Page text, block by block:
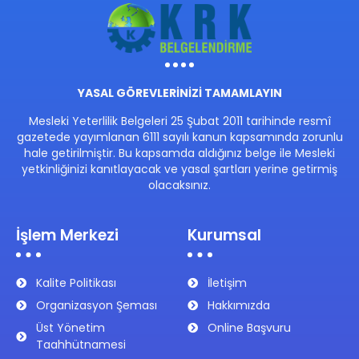
YASAL GÖREVLERİNİZİ TAMAMLAYIN
Mesleki Yeterlilik Belgeleri 25 Şubat 2011 tarihinde resmî
gazetede yayımlanan 6111 sayılı kanun kapsamında zorunlu
hale getirilmiştir. Bu kapsamda aldığınız belge ile Mesleki
yetkinliğinizi kanıtlayacak ve yasal şartları yerine getirmiş
olacaksınız.
İşlem Merkezi
Kalite Politikası
Organizasyon Şeması
Üst Yönetim
Taahhütnamesi
Kurumsal
İletişim
Hakkımızda
Online Başvuru